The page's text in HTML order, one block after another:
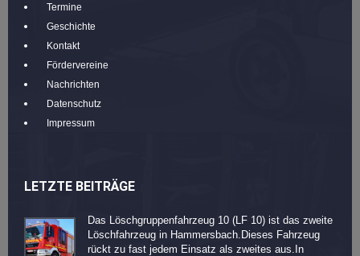
Termine
Geschichte
Kontakt
Fördervereine
Nachrichten
Datenschutz
Impressum
LETZTE BEITRÄGE
Das Löschgruppenfahrzeug 10 (LF 10) ist das zweite
Löschfahrzeug in Hammersbach.Dieses Fahrzeug
rückt zu fast jedem Einsatz als zweites aus.In